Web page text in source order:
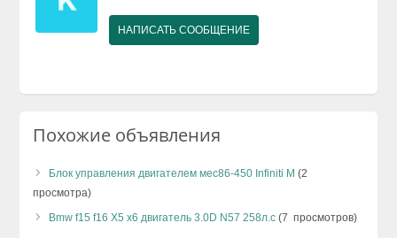
НАПИСАТЬ СООБЩЕНИЕ
Похожие объявления
Блок управления двигателем мес86-450 Infiniti M (2
просмотра)
Bmw f15 f16 X5 x6 двигатель 3.0D N57 258л.с (7 просмотров)